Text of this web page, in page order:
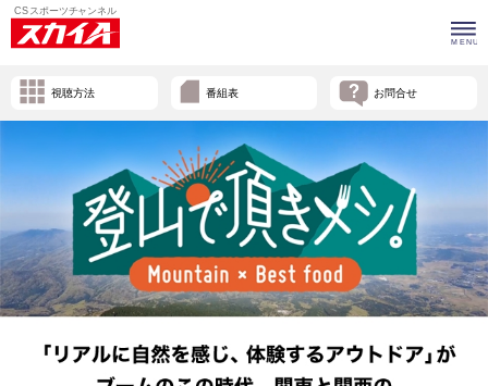
視聴方法 番組表 お問合せ